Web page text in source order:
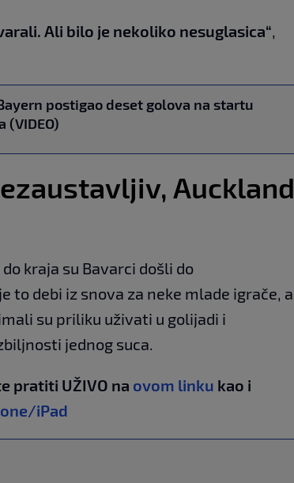
Ali bilo je nekoliko nesuglasica“
postigao deset golova na startu
(VIDEO)
Auckland
kraja su Bavarci došli do
to debi iz snova za neke mlade igrače, a
su priliku uživati u golijadi i
jednog suca.
pratiti UŽIVO na ovom linku kao i
iPad